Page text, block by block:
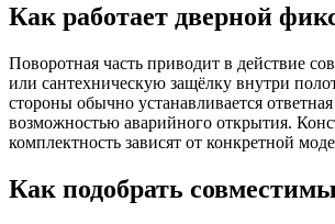
Как работает дверной
Поворотная часть приводит в действие
или сантехническую защёлку внутри
стороны обычно устанавливается
возможностью аварийного открытия.
комплектность зависят от конкретной
Как подобрать